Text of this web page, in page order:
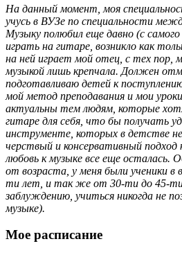
На данный момент, моя
учусь в ВУЗе по специальности
Музыку полюбил еще давно (с
играть на гитаре, возникло как
на ней играет мой отец, с тех пор,
музыкой лишь крепчала. Должен
подготавливаю детей к
мой метод преподавания и мои
актуальны тем людям, которые
гитаре для себя, что бы получать
инструменте, которых в детстве не
черствый и консервативный подход
любовь к музыке все еще осталась.
от возраста, у меня были ученики
ти лет, и так же от 30-ти до 45-ти
заблуждению, учиться никогда не
музыке).
Мое расписание